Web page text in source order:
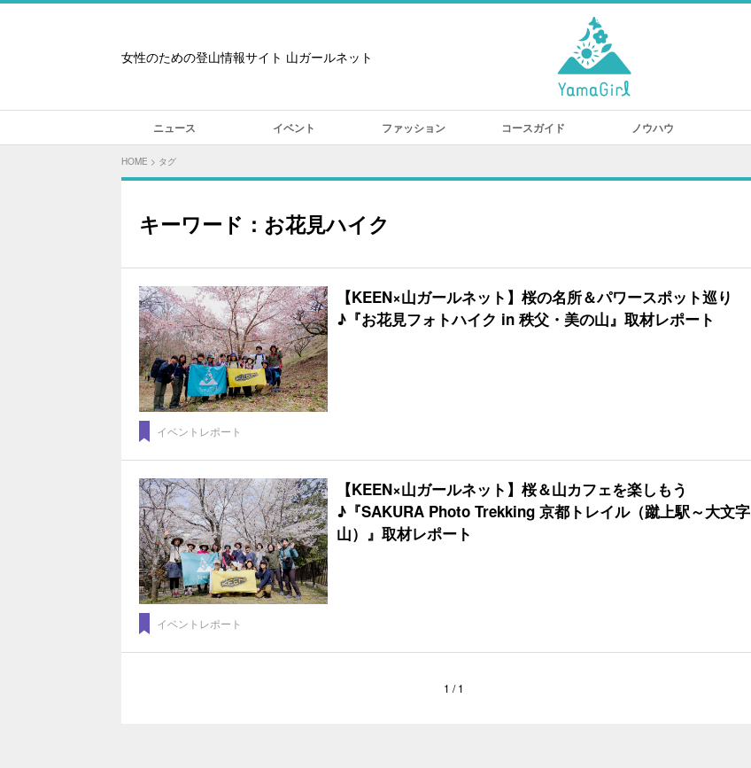
女性のための登山情報サイト 山ガールネット
ニュース イベント ファッション コースガイド ノウハウ
HOME > タグ
キーワード：お花見ハイク
【KEEN×山ガールネット】桜の名所＆パワースポット巡り
♪『お花見フォトハイク in 秩父・美の山』取材レポート
イベントレポート
【KEEN×山ガールネット】桜＆山カフェを楽しもう
♪『SAKURA Photo Trekking 京都トレイル（蹴上駅～大文字
山）』取材レポート
イベントレポート
1 / 1